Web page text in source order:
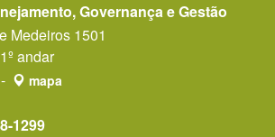
Governança e Gestão
Medeiros 1501
andar
mapa
1299